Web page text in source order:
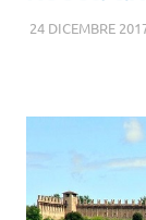
24 DICEMBRE